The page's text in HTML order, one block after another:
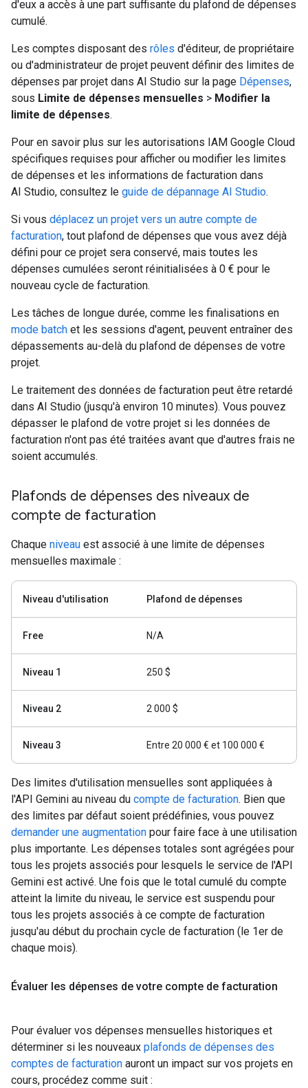
d'eux a accès à une part suffisante du plafond de dépenses
cumulé.
Les comptes disposant des rôles d'éditeur, de propriétaire
ou d'administrateur de projet peuvent définir des limites de
dépenses par projet dans AI Studio sur la page Dépenses,
sous Limite de dépenses mensuelles > Modifier la
limite de dépenses.
Pour en savoir plus sur les autorisations IAM Google Cloud
spécifiques requises pour afficher ou modifier les limites
de dépenses et les informations de facturation dans
AI Studio, consultez le guide de dépannage AI Studio.
Si vous déplacez un projet vers un autre compte de
facturation, tout plafond de dépenses que vous avez déjà
défini pour ce projet sera conservé, mais toutes les
dépenses cumulées seront réinitialisées à 0 € pour le
nouveau cycle de facturation.
Les tâches de longue durée, comme les finalisations en
mode batch et les sessions d'agent, peuvent entraîner des
dépassements au-delà du plafond de dépenses de votre
projet.
Le traitement des données de facturation peut être retardé
dans AI Studio (jusqu'à environ 10 minutes). Vous pouvez
dépasser le plafond de votre projet si les données de
facturation n'ont pas été traitées avant que d'autres frais ne
soient accumulés.
Plafonds de dépenses des niveaux de
compte de facturation
Chaque niveau est associé à une limite de dépenses
mensuelles maximale :
Niveau d'utilisation Plafond de dépenses
Free N/A
Niveau 1 250 $
Niveau 2 2 000 $
Niveau 3 Entre 20 000 € et 100 000 €
Des limites d'utilisation mensuelles sont appliquées à
l'API Gemini au niveau du compte de facturation. Bien que
des limites par défaut soient prédéfinies, vous pouvez
demander une augmentation pour faire face à une utilisation
plus importante. Les dépenses totales sont agrégées pour
tous les projets associés pour lesquels le service de l'API
Gemini est activé. Une fois que le total cumulé du compte
atteint la limite du niveau, le service est suspendu pour
tous les projets associés à ce compte de facturation
jusqu'au début du prochain cycle de facturation (le 1er de
chaque mois).
Évaluer les dépenses de votre compte de facturation
Pour évaluer vos dépenses mensuelles historiques et
déterminer si les nouveaux plafonds de dépenses des
comptes de facturation auront un impact sur vos projets en
cours, procédez comme suit :